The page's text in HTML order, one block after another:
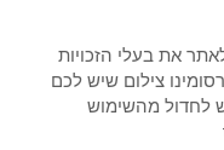
את בעלי הזכויות
צילום שיש לכם
לחדול מהשימוש